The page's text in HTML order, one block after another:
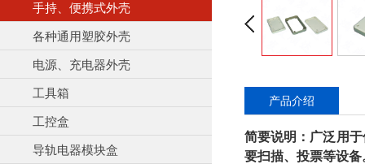
手持、便携式外壳
各种通用塑胶外壳
电源、充电器外壳
工具箱
工控盒
导轨电器模块盒
产品介绍
简要说明： 广泛用
要扫描、投票等设